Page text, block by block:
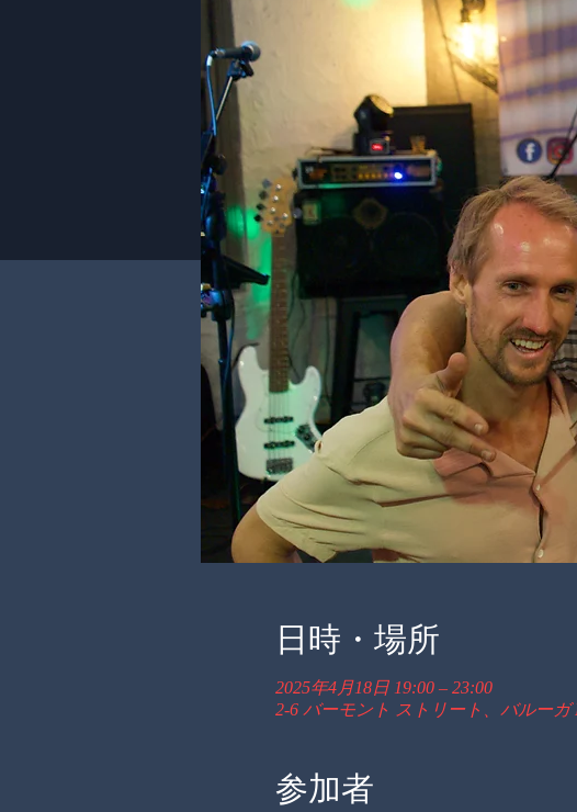
日時・場所
2025年4月18日 19:00 – 23:00
2-6 バーモント ストリート、バルーガ
参加者